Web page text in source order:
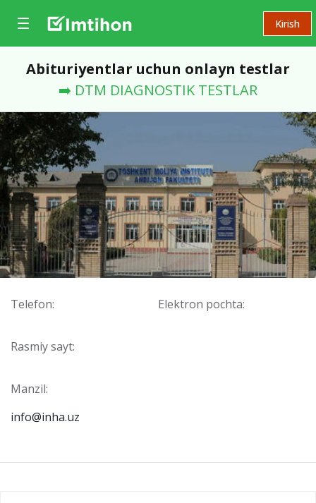
Kirish
Abituriyentlar uchun onlayn testlar
➡️ DTM DIAGNOSTIK TESTLAR
Telefon: Elektron pochta:
Rasmiy sayt:
Manzil:
info@inha.uz